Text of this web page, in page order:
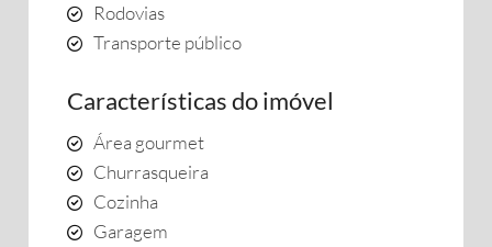
Rodovias
Transporte público
Características do imóvel
Área gourmet
Churrasqueira
Cozinha
Garagem